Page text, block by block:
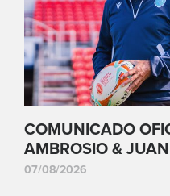
COMUNICADO
AMBROSIO &
07/08/2026